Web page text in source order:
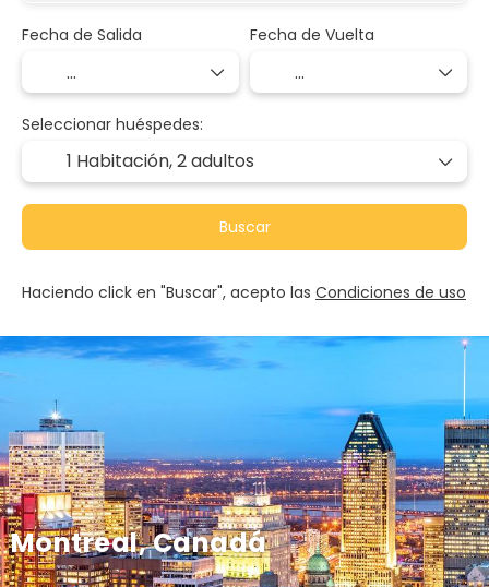
Montreal, Canadá
Fecha de Salida Fecha de Vuelta
Seleccionar huéspedes:
1 Habitación,2 adultos
Buscar
Haciendo click en "Buscar", acepto las Condiciones de uso